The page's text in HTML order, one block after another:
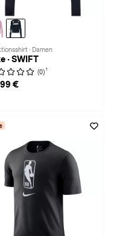
· Damen
· SWIFT
(0) 1
€